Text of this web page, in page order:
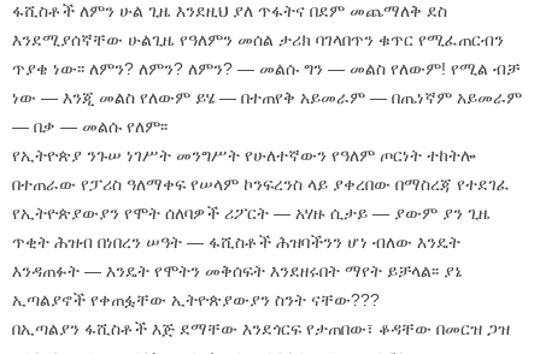
ፋሺስቶች ለምን ሁል ጊዜ እንደዚህ ያለ ጥፋትና በደም መጨማለቅ ደስ
እንደሚያሰኛቸው ሁልጊዜ የዓለምን መሰል ታሪክ ባገላበጥን ቁጥር የሚፈጠርብን
ጥያቄ ነው፡፡ ለምን? ለምን? ለምን? — መልሱ ግን — መልስ የለውም! የሚል ብቻ
ነው — እንጂ መልስ የለውም ይሄ — በተጠየቅ አይመራም — በጤነኛም አይመራም
— በቃ — መልሱ የለም፡፡
የኢትዮጵያ ንጉሠ ነገሥት መንግሥት የሁለተኛውን የዓለም ጦርነት ተከትሎ
በተጠራው የፓሪስ ዓለማቀፍ የሠላም ኮንፍረንስ ላይ ያቀረበው በማስረጃ የተደገፈ
የኢትዮጵያውያን የሞት ሰለባዎች ሪፖርት — አሃዙ ሲታይ — ያውም ያን ጊዜ
ጥቂት ሕዝብ በነበረን ሠዓት — ፋሺስቶች ሕዝባችንን ሆነ ብለው እንዴት
እንዳጠፉት — እንዴት የሞትን መቅሰፍት እንደዘሩበት ማየት ይቻላል፡፡ ያኔ
ኢጣልያኖች የቀጠፏቸው ኢትዮጵያውያን ስንት ናቸው???
በኢጣልያን ፋሺስቶች እጅ ደማቸው እንደጎርፍ የታጠበው፣ ቆዳቸው በመርዝ ጋዝ